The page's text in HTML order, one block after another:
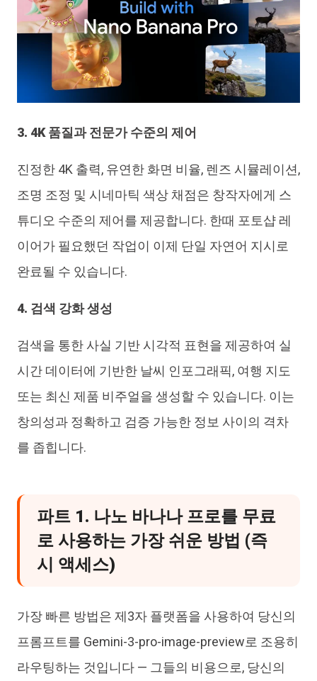
3. 4K 품질과 전문가 수준의 제어
진정한 4K 출력, 유연한 화면 비율, 렌즈 시뮬레이션,
조명 조정 및 시네마틱 색상 채점은 창작자에게 스
튜디오 수준의 제어를 제공합니다. 한때 포토샵 레
이어가 필요했던 작업이 이제 단일 자연어 지시로
완료될 수 있습니다.
4. 검색 강화 생성
검색을 통한 사실 기반 시각적 표현을 제공하여 실
시간 데이터에 기반한 날씨 인포그래픽, 여행 지도
또는 최신 제품 비주얼을 생성할 수 있습니다. 이는
창의성과 정확하고 검증 가능한 정보 사이의 격차
를 좁힙니다.
파트 1. 나노 바나나 프로를 무료
로 사용하는 가장 쉬운 방법 (즉
시 액세스)
가장 빠른 방법은 제3자 플랫폼을 사용하여 당신의
프롬프트를 Gemini-3-pro-image-preview로 조용히
라우팅하는 것입니다 — 그들의 비용으로, 당신의